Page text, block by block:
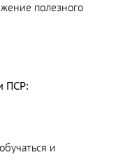
полезного
ПСР:
и
безопасности